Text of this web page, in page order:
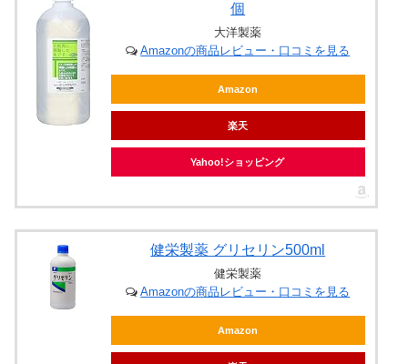
個
大洋製薬
Amazonの商品レビュー・口コミを見る
Amazon
楽天
Yahoo!ショッピング
健栄製薬 グリセリン500ml
健栄製薬
Amazonの商品レビュー・口コミを見る
Amazon